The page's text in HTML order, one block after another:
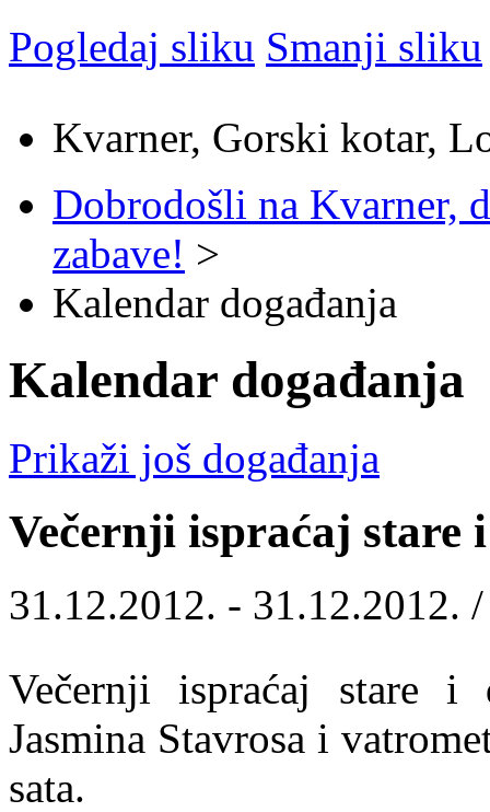
Pogledaj sliku Smanji sliku
Kvarner, Gorski kotar,
Dobrodošli na Kvarner,
zabave! >
Kalendar događanja
Kalendar događanja
Prikaži još događanja
Večernji ispraćaj stare
31.12.2012. - 31.12.2012.
Večernji ispraćaj stare i
Jasmina Stavrosa i
sata.